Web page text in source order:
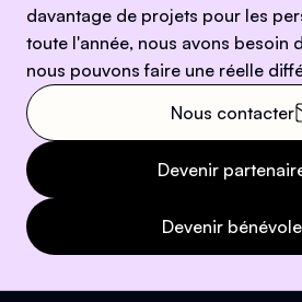
davantage de projets pour les
toute l'année, nous avons besoin
nous pouvons faire une réelle
Nous contacter
Devenir
Devenir bénévole